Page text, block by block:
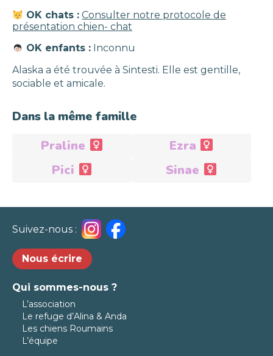
OK chats : Consulter notre protocole de
présentation chien- chat
OK enfants : Inconnu
Alaska a été trouvée à Sintesti. Elle est gentille,
sociable et amicale.
Dans la même famille
Adoptée
Praline AdoptéeEzra
AdoptéePici AdoptéeSinae
Suivez-nous :
Nous écrire
Qui sommes-nous ?
L’association
Le refuge d’Alina & Anda
Les chiens Roumains
L’équipe